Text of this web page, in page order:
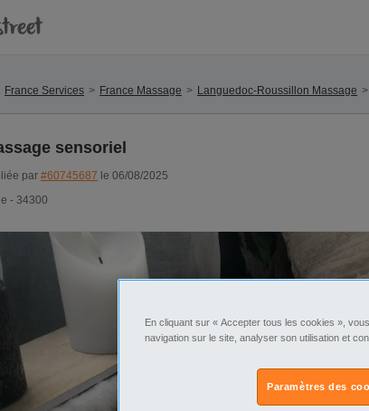
France Services France Massage Languedoc-Roussillon Massage
sensoriel
par #60745687 le 06/08/2025
- 34300
En cliquant sur « Accepter tous les cookies »,
navigation sur le site, analyser son utilisation et
Paramètres des